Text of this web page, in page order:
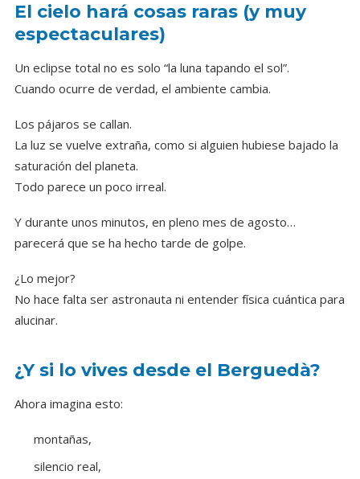
El cielo hará cosas raras (y muy
espectaculares)
Un eclipse total no es solo “la luna tapando el sol”.
Cuando ocurre de verdad, el ambiente cambia.
Los pájaros se callan.
La luz se vuelve extraña, como si alguien hubiese bajado la
saturación del planeta.
Todo parece un poco irreal.
Y durante unos minutos, en pleno mes de agosto…
parecerá que se ha hecho tarde de golpe.
¿Lo mejor?
No hace falta ser astronauta ni entender física cuántica para
alucinar.
¿Y si lo vives desde el Berguedà?
Ahora imagina esto:
montañas,
silencio real,